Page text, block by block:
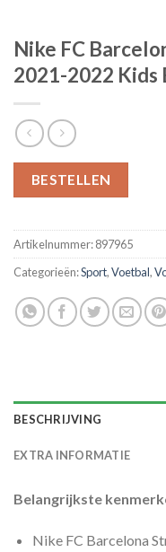
Nike FC
2021-2022
BESTELLEN
Artikelnummer:897965
Categorieën:Sport,Voetbal,
BESCHRIJVING
EXTRA INFORMATIE
Belangrijkste
Nike FC Barcelona